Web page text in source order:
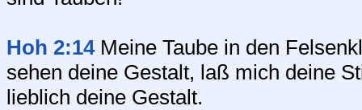
Hoh 2:14Meine Taube in den
sehen deine Gestalt, laß mich deine
lieblich deine Gestalt.